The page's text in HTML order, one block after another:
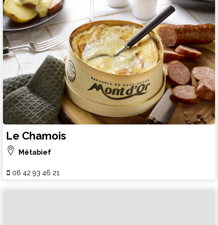
Le Chamois
Métabief
06 42 93 46 21